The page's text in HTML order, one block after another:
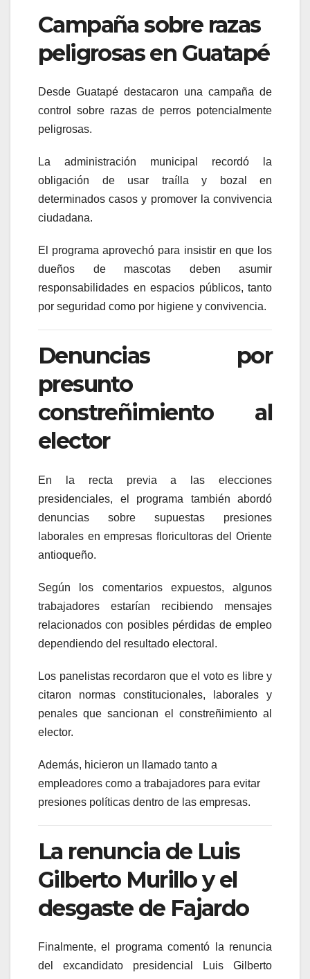
Campaña sobre razas
peligrosas en Guatapé
Desde Guatapé destacaron una campaña de
control sobre razas de perros potencialmente
peligrosas.
La administración municipal recordó la
obligación de usar traílla y bozal en
determinados casos y promover la convivencia
ciudadana.
El programa aprovechó para insistir en que los
dueños de mascotas deben asumir
responsabilidades en espacios públicos, tanto
por seguridad como por higiene y convivencia.
Denuncias por
presunto
constreñimiento al
elector
En la recta previa a las elecciones
presidenciales, el programa también abordó
denuncias sobre supuestas presiones
laborales en empresas floricultoras del Oriente
antioqueño.
Según los comentarios expuestos, algunos
trabajadores estarían recibiendo mensajes
relacionados con posibles pérdidas de empleo
dependiendo del resultado electoral.
Los panelistas recordaron que el voto es libre y
citaron normas constitucionales, laborales y
penales que sancionan el constreñimiento al
elector.
Además, hicieron un llamado tanto a
empleadores como a trabajadores para evitar
presiones políticas dentro de las empresas.
La renuncia de Luis
Gilberto Murillo y el
desgaste de Fajardo
Finalmente, el programa comentó la renuncia
del excandidato presidencial
Luis Gilberto